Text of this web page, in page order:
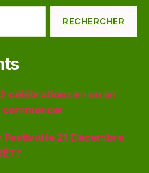
célébrations en un an
commencer
Festival le 21 Décembre